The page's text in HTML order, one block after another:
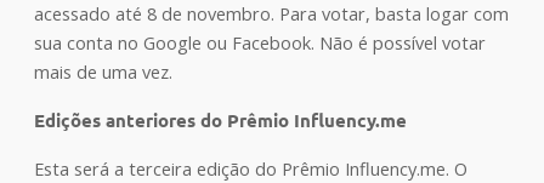
acessado até 8 de novembro. Para votar, basta logar com
sua conta no Google ou Facebook. Não é possível votar
mais de uma vez.
Edições anteriores do Prêmio Influency.me
Esta será a terceira edição do Prêmio Influency.me. O